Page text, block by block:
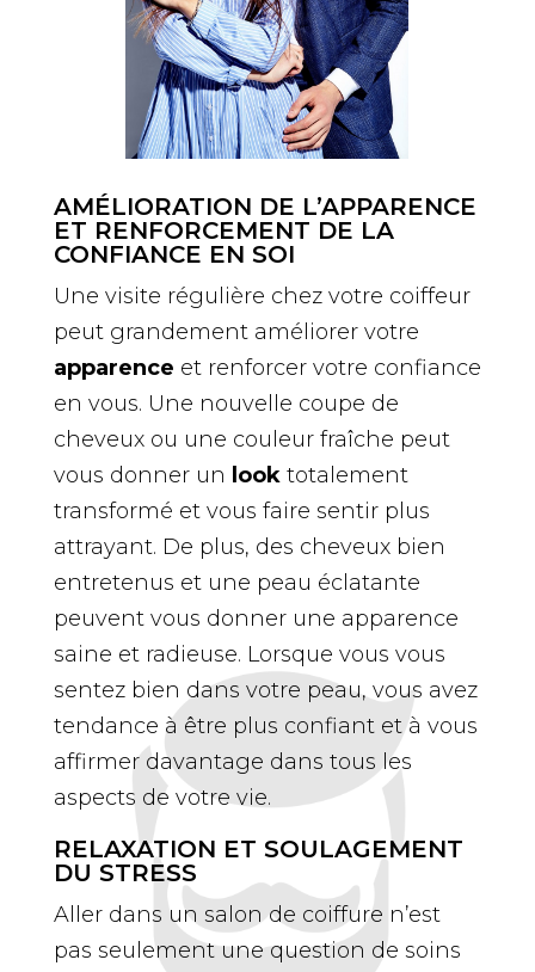
AMÉLIORATION DE L’APPARENCE
ET RENFORCEMENT DE LA
CONFIANCE EN SOI
Une visite régulière chez votre coiffeur
peut grandement améliorer votre
apparence et renforcer votre confiance
en vous. Une nouvelle coupe de
cheveux ou une couleur fraîche peut
vous donner un looktotalement
transformé et vous faire sentir plus
attrayant. De plus, des cheveux bien
entretenus et une peau éclatante
peuvent vous donner une apparence
saine et radieuse. Lorsque vous vous
sentez bien dans votre peau, vous avez
tendance à être plus confiant et à vous
affirmer davantage dans tous les
aspects de votre vie.
RELAXATION ET SOULAGEMENT
DU STRESS
Aller dans un salon de coiffure n’est
pas seulement une question de soins